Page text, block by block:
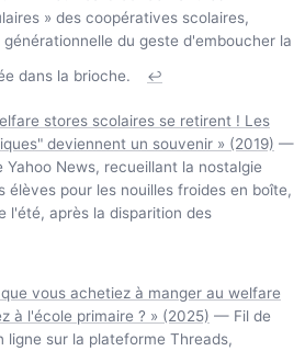
» des coopératives scolaires,
du geste d'emboucher la
dans la brioche.
↩
stores scolaires se retirent ! Les
deviennent un souvenir » (2019) —
News, recueillant la nostalgie
élèves pour les nouilles froides en boîte,
l'été, après la disparition des
vous achetiez à manger au welfare
à l'école primaire ? » (2025) — Fil de
ligne sur la plateforme Threads,